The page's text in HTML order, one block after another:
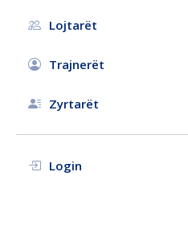
Lojtarët
Trajnerët
Zyrtarët
Login